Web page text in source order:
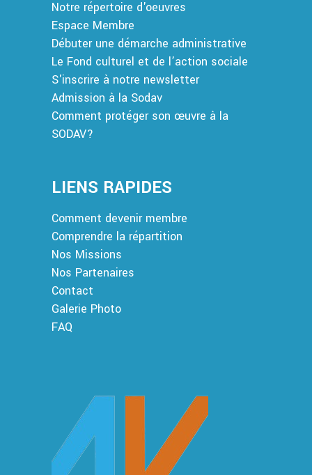
Notre répertoire d'oeuvres
Espace Membre
Débuter une démarche administrative
Le Fond culturel et de l’action sociale
S'inscrire à notre newsletter
Admission à la Sodav
Comment protéger son œuvre à la
SODAV?
LIENS RAPIDES
Comment devenir membre
Comprendre la répartition
Nos Missions
Nos Partenaires
Contact
Galerie Photo
FAQ